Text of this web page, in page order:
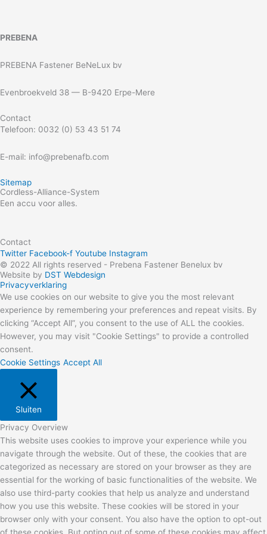
PREBENA
PREBENA Fastener BeNeLux bv
Evenbroekveld 38 — B-9420 Erpe-Mere
Contact
Telefoon: 0032 (0) 53 43 51 74
E-mail: info@prebenafb.com
Sitemap
Cordless-Alliance-System
Een accu voor alles.
Contact
Twitter Facebook-f Youtube Instagram
© 2022 All rights reserved - Prebena Fastener Benelux bv
Website by DST Webdesign
Privacyverklaring
We use cookies on our website to give you the most relevant
experience by remembering your preferences and repeat visits. By
clicking “Accept All”, you consent to the use of ALL the cookies.
However, you may visit "Cookie Settings" to provide a controlled
consent.
Cookie Settings Accept All
Sluiten
Privacy Overview
This website uses cookies to improve your experience while you
navigate through the website. Out of these, the cookies that are
categorized as necessary are stored on your browser as they are
essential for the working of basic functionalities of the website. We
also use third-party cookies that help us analyze and understand
how you use this website. These cookies will be stored in your
browser only with your consent. You also have the option to opt-out